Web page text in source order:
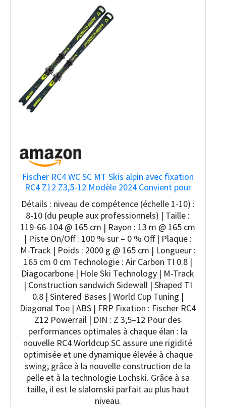
Fischer RC4 WC SC MT Skis alpin avec fixation
RC4 Z12 Z3,5-12 Modèle 2024 Convient pour
les professionnels et les professionnels
Détails : niveau de compétence (échelle 1-10) :
8-10 (du peuple aux professionnels) | Taille :
119-66-104 @ 165 cm | Rayon : 13 m @ 165 cm
| Piste On/Off : 100 % sur – 0 % Off | Plaque :
M-Track | Poids : 2000 g @ 165 cm | Longueur :
165 cm 0 cm Technologie : Air Carbon TI 0.8 |
Diagocarbone | Hole Ski Technology | M-Track
| Construction sandwich Sidewall | Shaped TI
0.8 | Sintered Bases | World Cup Tuning |
Diagonal Toe | ABS | FRP Fixation : Fischer RC4
Z12 Powerrail | DIN : Z 3,5–12 Pour des
performances optimales à chaque élan : la
nouvelle RC4 Worldcup SC assure une rigidité
optimisée et une dynamique élevée à chaque
swing, grâce à la nouvelle construction de la
pelle et à la technologie Lochski. Grâce à sa
taille, il est le slalomski parfait au plus haut
niveau.